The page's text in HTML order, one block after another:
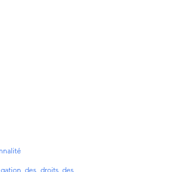
des droits des